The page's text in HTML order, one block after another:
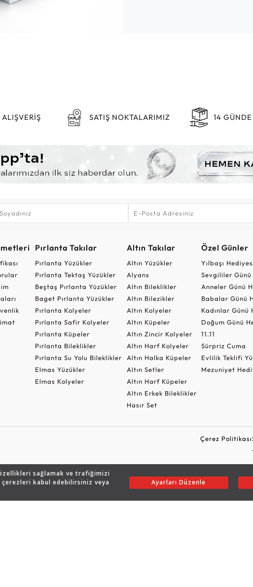
sağlamak ve trafiğimizi
çerezleri kabul edebilirsiniz veya
Ayarları Düzenle
SATIŞ NOKTALARIMIZ 14
Pırlanta Takılar
Pırlanta Yüzükler
Pırlanta Tektaş Yüzükler
Beştaş Pırlanta Yüzükler
Baget Pırlanta Yüzükler
Pırlanta Kolyeler
Pırlanta Safir Kolyeler
Pırlanta Küpeler
Pırlanta Bileklikler
Pırlanta Su Yolu Bileklikler
Elmas Yüzükler
Elmas Kolyeler
Altın Takılar
Altın Yüzükler
Alyans
Altın Bileklikler
Altın Bilezikler
Altın Kolyeler
Altın Küpeler
Altın Zincir Kolyeler
Altın Harf Kolyeler
Altın Halka Küpeler
Altın Setler
Altın Harf Küpeler
Altın Erkek Bileklikler
Hasır Set
Özel Günler
Yılbaşı
Sevgililer Günü
Anneler Günü
Babalar Günü
Kadınlar Günü
Doğum Günü
11.11
Sürpriz Cuma
Evlilik Teklifi
Mezuniyet
Çerez Politikası
Copyright © 2026 Assos Pırlanta - Bu sitenin tüm hakları saklıdır.